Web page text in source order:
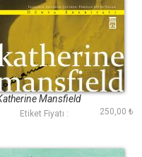
Albüm Yaprağı
Mansfield
Etiket Fiyatı : 250,00 ₺